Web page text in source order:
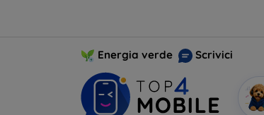
Energia verde Scrivici